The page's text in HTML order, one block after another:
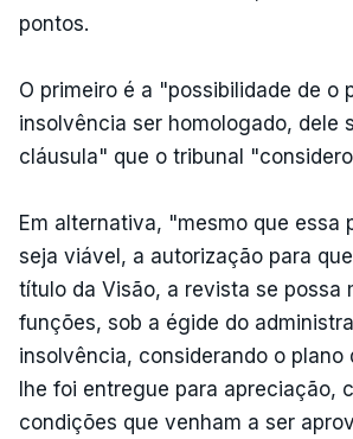
pontos.
O primeiro é a "possibilidade de o
insolvência ser homologado, dele
cláusula" que o tribunal
Em alternativa, "mesmo que essa
seja viável, a autorização para
título da Visão, a revista se possa
funções, sob a égide do
insolvência, considerando o plano
lhe foi entregue para apreciação,
condições que venham a ser